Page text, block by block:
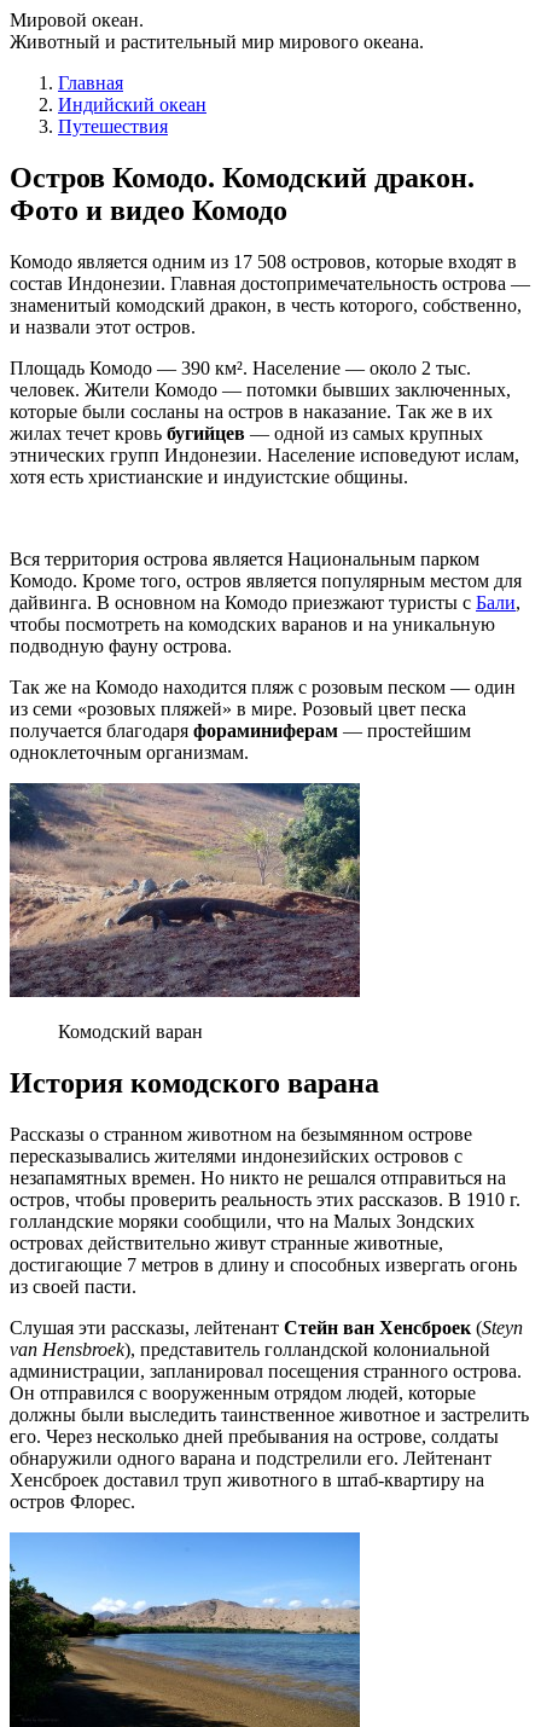
Мировой океан.
Животный и растительный мир мирового океана.
Главная
Индийский океан
Путешествия
Остров Комодо. Комодский дракон.
Фото и видео Комодо
Комодо является одним из 17 508 островов, которые входят в
состав Индонезии. Главная достопримечательность острова —
знаменитый комодский дракон, в честь которого, собственно,
и назвали этот остров.
Площадь Комодо — 390 км². Население — около 2 тыс.
человек. Жители Комодо — потомки бывших заключенных,
которые были сосланы на остров в наказание. Так же в их
жилах течет кровь бугийцев — одной из самых крупных
этнических групп Индонезии. Население исповедуют ислам,
хотя есть христианские и индуистские общины.
Вся территория острова является Национальным парком
Комодо. Кроме того, остров является популярным местом для
дайвинга. В основном на Комодо приезжают туристы с Бали,
чтобы посмотреть на комодских варанов и на уникальную
подводную фауну острова.
Так же на Комодо находится пляж с розовым песком — один
из семи «розовых пляжей» в мире. Розовый цвет песка
получается благодаря фораминиферам — простейшим
одноклеточным организмам.
Комодский варан
История комодского варана
Рассказы о странном животном на безымянном острове
пересказывались жителями индонезийских островов с
незапамятных времен. Но никто не решался отправиться на
остров, чтобы проверить реальность этих рассказов. В 1910 г.
голландские моряки сообщили, что на Малых Зондских
островах действительно живут странные животные,
достигающие 7 метров в длину и способных извергать огонь
из своей пасти.
Слушая эти рассказы, лейтенант Стейн ван Хенсброек (Steyn
van Hensbroek), представитель голландской колониальной
администрации, запланировал посещения странного острова.
Он отправился с вооруженным отрядом людей, которые
должны были выследить таинственное животное и застрелить
его. Через несколько дней пребывания на острове, солдаты
обнаружили одного варана и подстрелили его. Лейтенант
Хенсброек доставил труп животного в штаб-квартиру на
остров Флорес.